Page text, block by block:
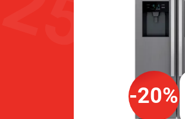
-20%